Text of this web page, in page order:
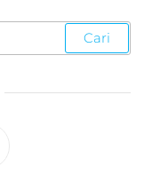
umkm,digital
marketing
digital